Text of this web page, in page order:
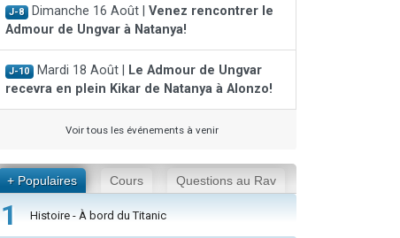
J-8 Dimanche 16 Août | Venez rencontrer le
Admour de Ungvar à Natanya!
J-10 Mardi 18 Août |
Le Admour de Ungvar
recevra en plein Kikar de Natanya à Alonzo!
Voir tous les événements à venir
+ Populaires Cours Questions au Rav
1 Histoire - À bord du Titanic